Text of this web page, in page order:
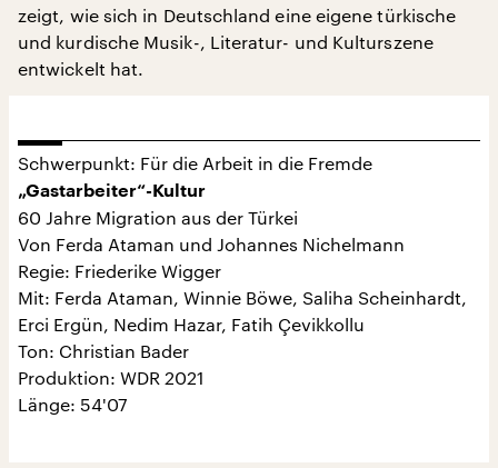
zeigt, wie sich in Deutschland eine eigene türkische
und kurdische Musik-, Literatur- und Kulturszene
entwickelt hat.
Schwerpunkt: Für die Arbeit in die Fremde
„Gastarbeiter“-Kultur
60 Jahre Migration aus der Türkei
Von Ferda Ataman und Johannes Nichelmann
Regie: Friederike Wigger
Mit: Ferda Ataman, Winnie Böwe, Saliha Scheinhardt,
Erci Ergün, Nedim Hazar, Fatih Çevikkollu
Ton: Christian Bader
Produktion: WDR 2021
Länge: 54'07